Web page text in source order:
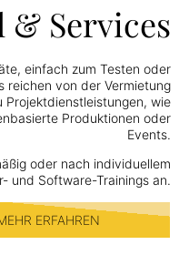
& Services
einfach zum Testen oder
reichen von der Vermietung
Projektdienstleistungen, wie
Produktionen oder
Events.
oder nach individuellem
und Software-Trainings an.
ERFAHREN